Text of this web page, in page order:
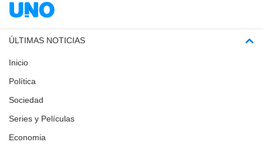
ÚLTIMAS NOTICIAS
Inicio
Política
Sociedad
Series y Películas
Economia